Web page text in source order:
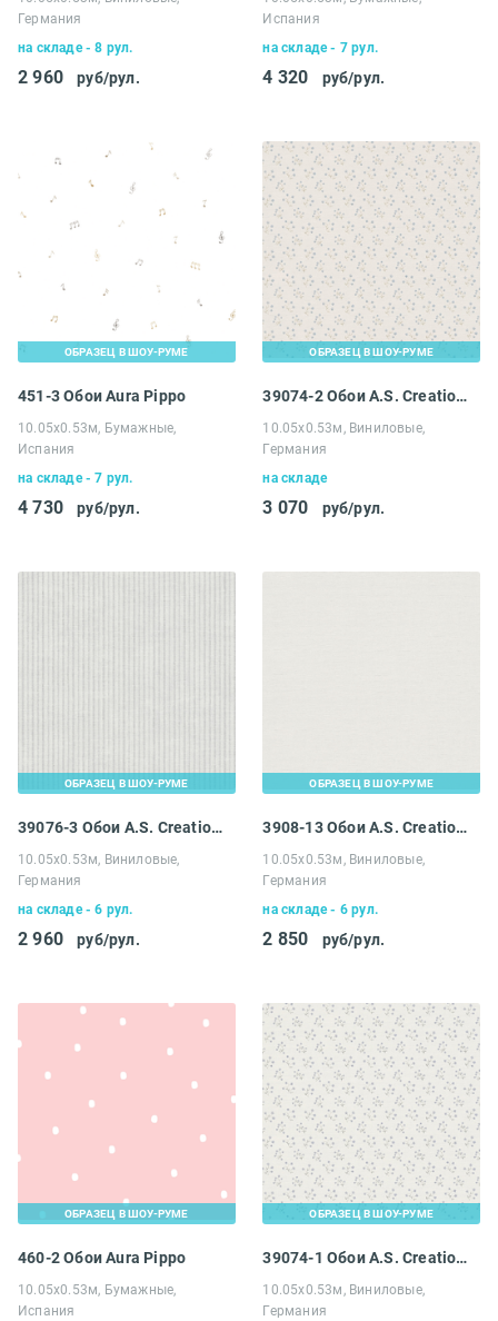
Германия
на складе - 8 рул.
2 960 руб/рул.
Испания
на складе - 7 рул.
4 320 руб/рул.
ОБРАЗЕЦ В ШОУ-РУМЕ
451-3 Обои Aura Pippo
10.05х0.53м, Бумажные,
Испания
на складе - 7 рул.
4 730 руб/рул.
ОБРАЗЕЦ В ШОУ-РУМЕ
39074-2 Обои A.S. Creation Maison Charme
10.05х0.53м, Виниловые,
Германия
на складе
3 070 руб/рул.
ОБРАЗЕЦ В ШОУ-РУМЕ
39076-3 Обои A.S. Creation Maison Charme
10.05х0.53м, Виниловые,
Германия
на складе - 6 рул.
2 960 руб/рул.
ОБРАЗЕЦ В ШОУ-РУМЕ
3908-13 Обои A.S. Creation Maison Charme
10.05х0.53м, Виниловые,
Германия
на складе - 6 рул.
2 850 руб/рул.
ОБРАЗЕЦ В ШОУ-РУМЕ
460-2 Обои Aura Pippo
10.05х0.53м, Бумажные,
Испания
ОБРАЗЕЦ В ШОУ-РУМЕ
39074-1 Обои A.S. Creation Maison Charme
10.05х0.53м, Виниловые,
Германия